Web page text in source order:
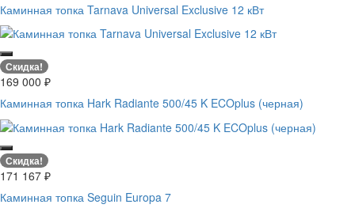
Каминная топка Tarnava Universal Exclusive 12 кВт
Скидка!
169 000 ₽
Каминная топка Hark Radiante 500/45 K ECOplus (черная)
Скидка!
171 167 ₽
Каминная топка Seguin Europa 7